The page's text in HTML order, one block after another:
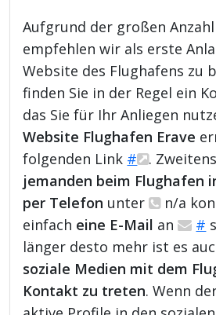
Aufgrund der großen
empfehlen wir als erste
Website des Flughafens zu
finden Sie in der Regel ein
das Sie für Ihr Anliegen
Website Flughafen Erave
folgenden Link #
.
jemanden beim Flughafen
per Telefon unter
n/a
einfach eine E-Mail an #
länger desto mehr ist es
soziale Medien mit dem
Kontakt zu treten. Wenn